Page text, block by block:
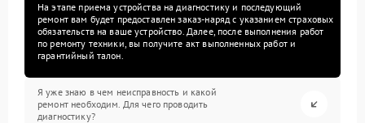
На этапе приема устройства на диагностику и последующий
ремонт вам будет предоставлен заказ-наряд с указанием страховых
обязательств на ваше устройство. Далее, после выполнения работ
по ремонту техники, вы получите акт выполненных работ и
гарантийный талон.
Я уже знаю в чем неисправность и какой
ремонт необходим. Для чего проводить
диагностику?